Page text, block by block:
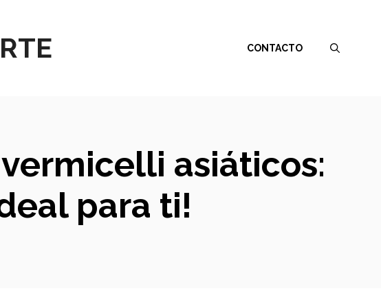
CONTACTO
asiáticos:
para ti!